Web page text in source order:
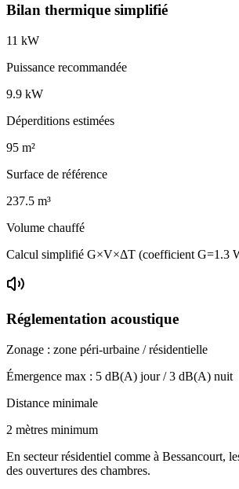
Bilan thermique simplifié
11 kW
Puissance recommandée
9.9 kW
Déperditions estimées
95 m²
Surface de référence
237.5 m³
Volume chauffé
Calcul simplifié G×V×ΔT (coefficient G=1.3
Réglementation acoustique
Zonage : zone péri-urbaine / résidentielle
Émergence max : 5 dB(A) jour /3 dB(A) nuit
Distance minimale
2 mètres minimum
En secteur résidentiel comme à Bessancourt,
des ouvertures des chambres.